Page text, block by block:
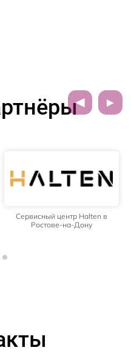
Сервисный центр Halten в
Ростове-на-Дону